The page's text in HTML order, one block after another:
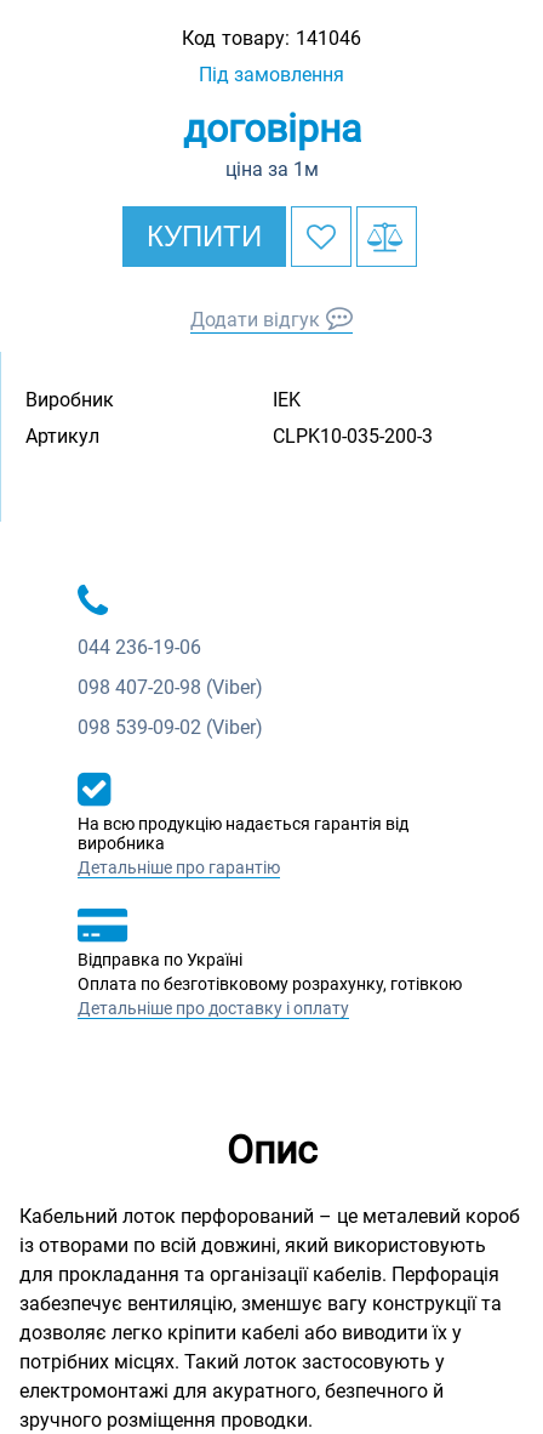
Код товару: 141046
Під замовлення
договірна
ціна за 1м
КУПИТИ
Додати відгук
Виробник
IEK
Артикул
CLPK10-035-200-3
044 236-19-06
098 407-20-98 (Viber)
098 539-09-02 (Viber)
На всю продукцію надається гарантія від
виробника
Детальніше про гарантію
Відправка по Україні
Оплата по безготівковому розрахунку, готівкою
Детальніше про доставку і оплату
Опис
Кабельний лоток перфорований – це металевий короб
із отворами по всій довжині, який використовують
для прокладання та організації кабелів. Перфорація
забезпечує вентиляцію, зменшує вагу конструкції та
дозволяє легко кріпити кабелі або виводити їх у
потрібних місцях. Такий лоток застосовують у
електромонтажі для акуратного, безпечного й
зручного розміщення проводки.